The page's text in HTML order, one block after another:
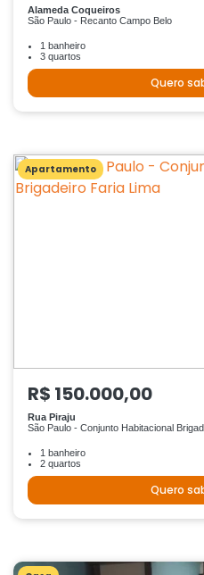
Alameda Coqueiros
São Paulo - Recanto Campo Belo
1 banheiro
3 quartos
Quero
Apartamento
R$ 150.000,00
Rua Piraju
São Paulo - Conjunto Habitacional
1 banheiro
2 quartos
Quero